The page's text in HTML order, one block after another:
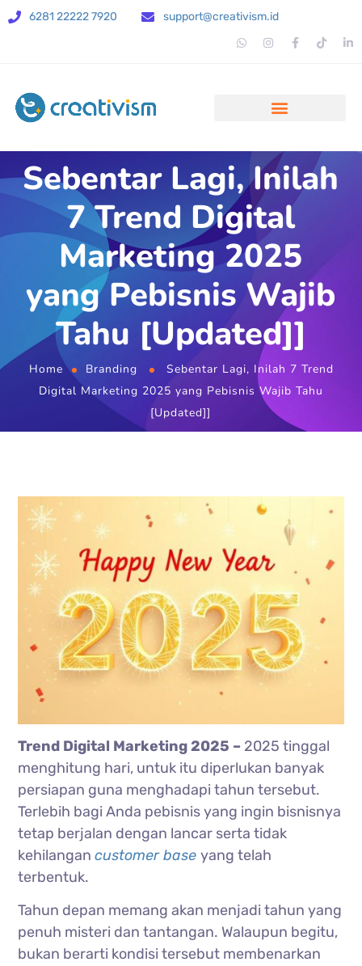
6281 22222 7920 support@creativism.id
Sebentar Lagi, Inilah
7 Trend Digital
Marketing 2025
yang Pebisnis Wajib
Tahu [Updated]]
Home Branding
Sebentar Lagi, Inilah 7 Trend
Digital Marketing 2025 yang Pebisnis Wajib Tahu
[Updated]]
Trend Digital Marketing 2025 – 2025 tinggal
menghitung hari, untuk itu diperlukan banyak
persiapan guna menghadapi tahun tersebut.
Terlebih bagi Anda pebisnis yang ingin bisnisnya
tetap berjalan dengan lancar serta tidak
kehilangancustomer baseyang telah
terbentuk.
Tahun depan memang akan menjadi tahun yang
penuh misteri dan tantangan. Walaupun begitu,
bukan berarti kondisi tersebut membenarkan